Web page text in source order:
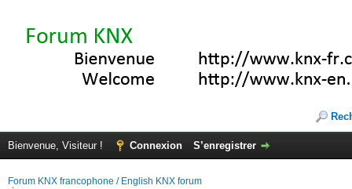
Bienvenue, Visiteur ! Connexion S’enregistrer
Forum KNX francophone / English KNX forum